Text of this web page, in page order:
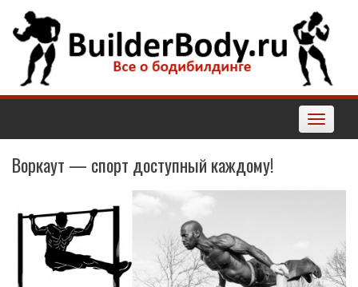
Наверх
Toggle
Воркаут — спорт доступный каждому!